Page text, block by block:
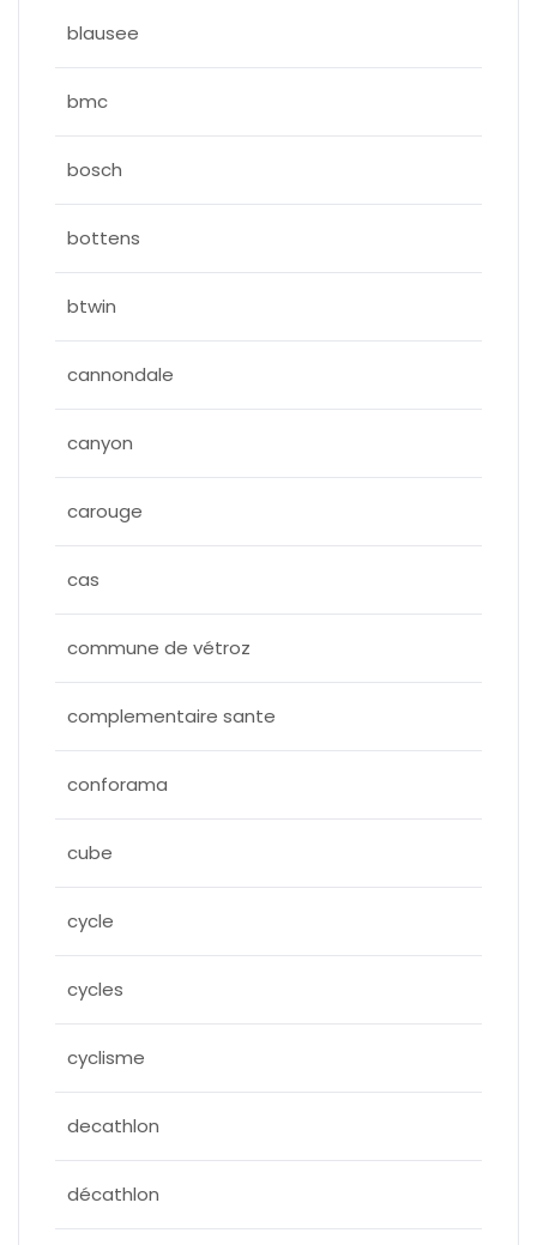
blausee
bmc
bosch
bottens
btwin
cannondale
canyon
carouge
cas
commune de vétroz
complementaire sante
conforama
cube
cycle
cycles
cyclisme
decathlon
décathlon